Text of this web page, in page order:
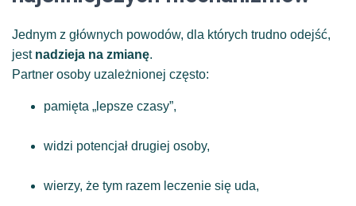
Jednym z głównych powodów, dla których trudno odejść,
jest nadzieja na zmianę.
Partner osoby uzależnionej często:
pamięta „lepsze czasy”,
widzi potencjał drugiej osoby,
wierzy, że tym razem leczenie się uda,